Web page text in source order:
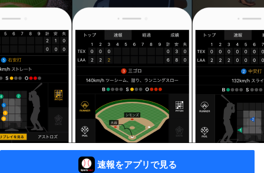
速報をアプリで見る